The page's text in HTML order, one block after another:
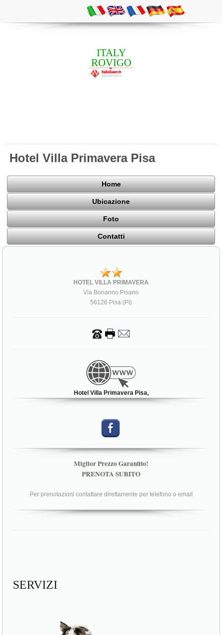
ITALY
ROVIGO
Hotel Villa Primavera Pisa
Home
Ubicazione
Foto
Contatti
HOTEL VILLA PRIMAVERA
Via Bonanno Pisano
56126 Pisa (PI)
Hotel Villa Primavera Pisa,
Miglior Prezzo Garantito!
PRENOTA SUBITO
Per prenotazioni contattare direttamente per telefono o email
SERVIZI